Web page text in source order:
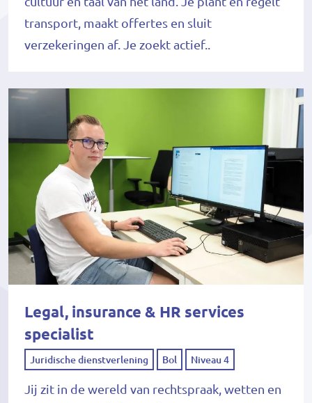
transport, maakt offertes en sluit
verzekeringen af. Je zoekt actief..
Legal, insurance & HR services
specialist
Juridische dienstverlening Bol Niveau 4
Jij zit in de wereld van rechtspraak, wetten en